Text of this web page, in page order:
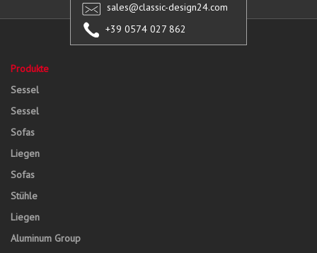
sales@classic-design24.com
+39 0574 027 862
Produkte
Sessel
Sessel
Sofas
Liegen
Sofas
Stühle
Liegen
Aluminum Group